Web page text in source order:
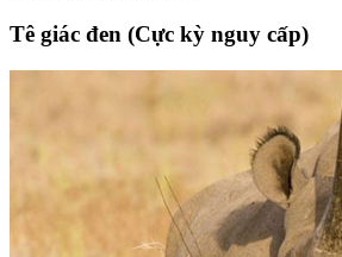
Tê giác đen (Cực kỳ nguy cấp)